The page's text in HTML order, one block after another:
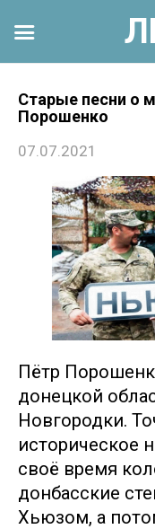
контенту
Старые песни о
Порошенко
07.07.2021
Пётр
донецкой
Новгородки.
историческое
своё время
донбасские
Хьюзом, а